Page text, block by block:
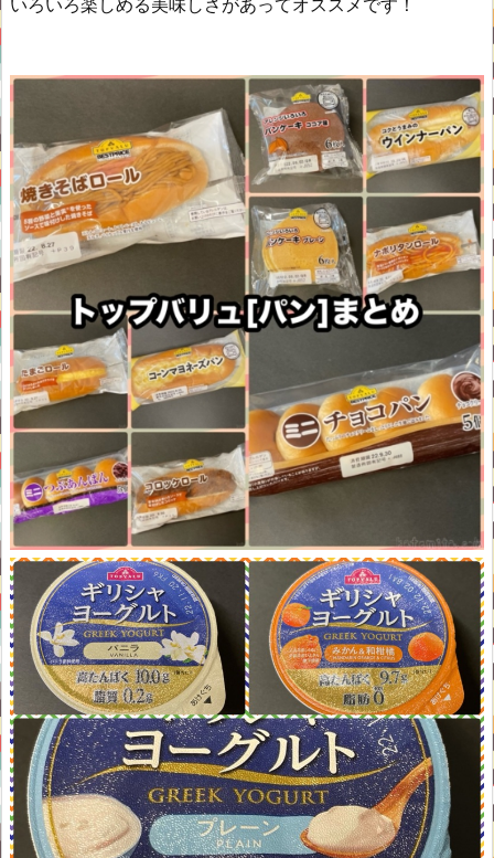
いろいろ楽しめる美味しさがあってオススメです！